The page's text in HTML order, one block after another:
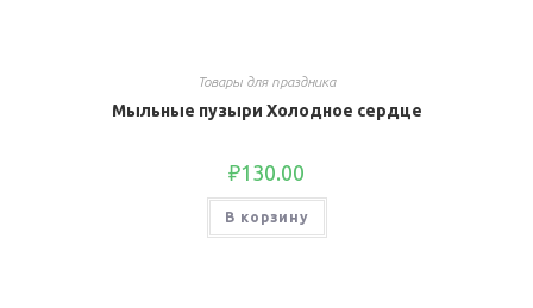
Товары для праздника
Мыльные пузыри Холодное сердце
₽130.00
В корзину